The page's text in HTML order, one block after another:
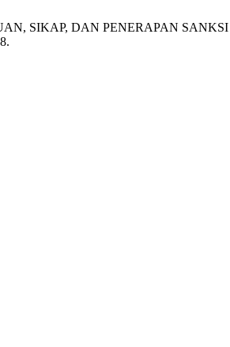
SIKAP, DAN PENERAPAN